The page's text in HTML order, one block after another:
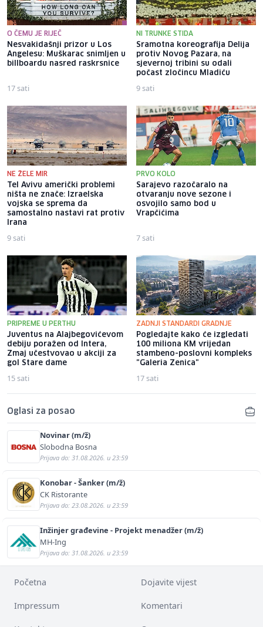
O ČEMU JE RIJEČ
Nesvakidašnji prizor u Los
Angelesu: Muškarac snimljen u
billboardu nasred raskrsnice
17 sati
NI TRUNKE STIDA
Sramotna koreografija Delija
protiv Novog Pazara, na
sjevernoj tribini su odali
počast zločincu Mladiću
9 sati
NE ŽELE MIR
Tel Avivu američki problemi
ništa ne znače: Izraelska
vojska se sprema da
samostalno nastavi rat protiv
Irana
9 sati
PRVO KOLO
Sarajevo razočaralo na
otvaranju nove sezone i
osvojilo samo bod u
Vrapčićima
7 sati
PRIPREME U PERTHU
Juventus na Alajbegovićevom
debiju poražen od Intera,
Zmaj učestvovao u akciji za
gol Stare dame
15 sati
ZADNJI STANDARDI GRADNJE
Pogledajte kako će izgledati
100 miliona KM vrijedan
stambeno-poslovni kompleks
"Galeria Zenica"
17 sati
Oglasi za posao
Novinar (m/ž)
Slobodna Bosna
Prijava do: 31.08.2026. u 23:59
Konobar - Šanker (m/ž)
CK Ristorante
Prijava do: 23.08.2026. u 23:59
Inžinjer građevine - Projekt menadžer (m/ž)
MH-Ing
Prijava do: 31.08.2026. u 23:59
Početna Dojavite vijest
Impressum Komentari